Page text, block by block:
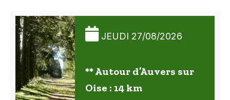
JEUDI 27/08/2026
** Autour d’Auvers sur
Oise : 14 km